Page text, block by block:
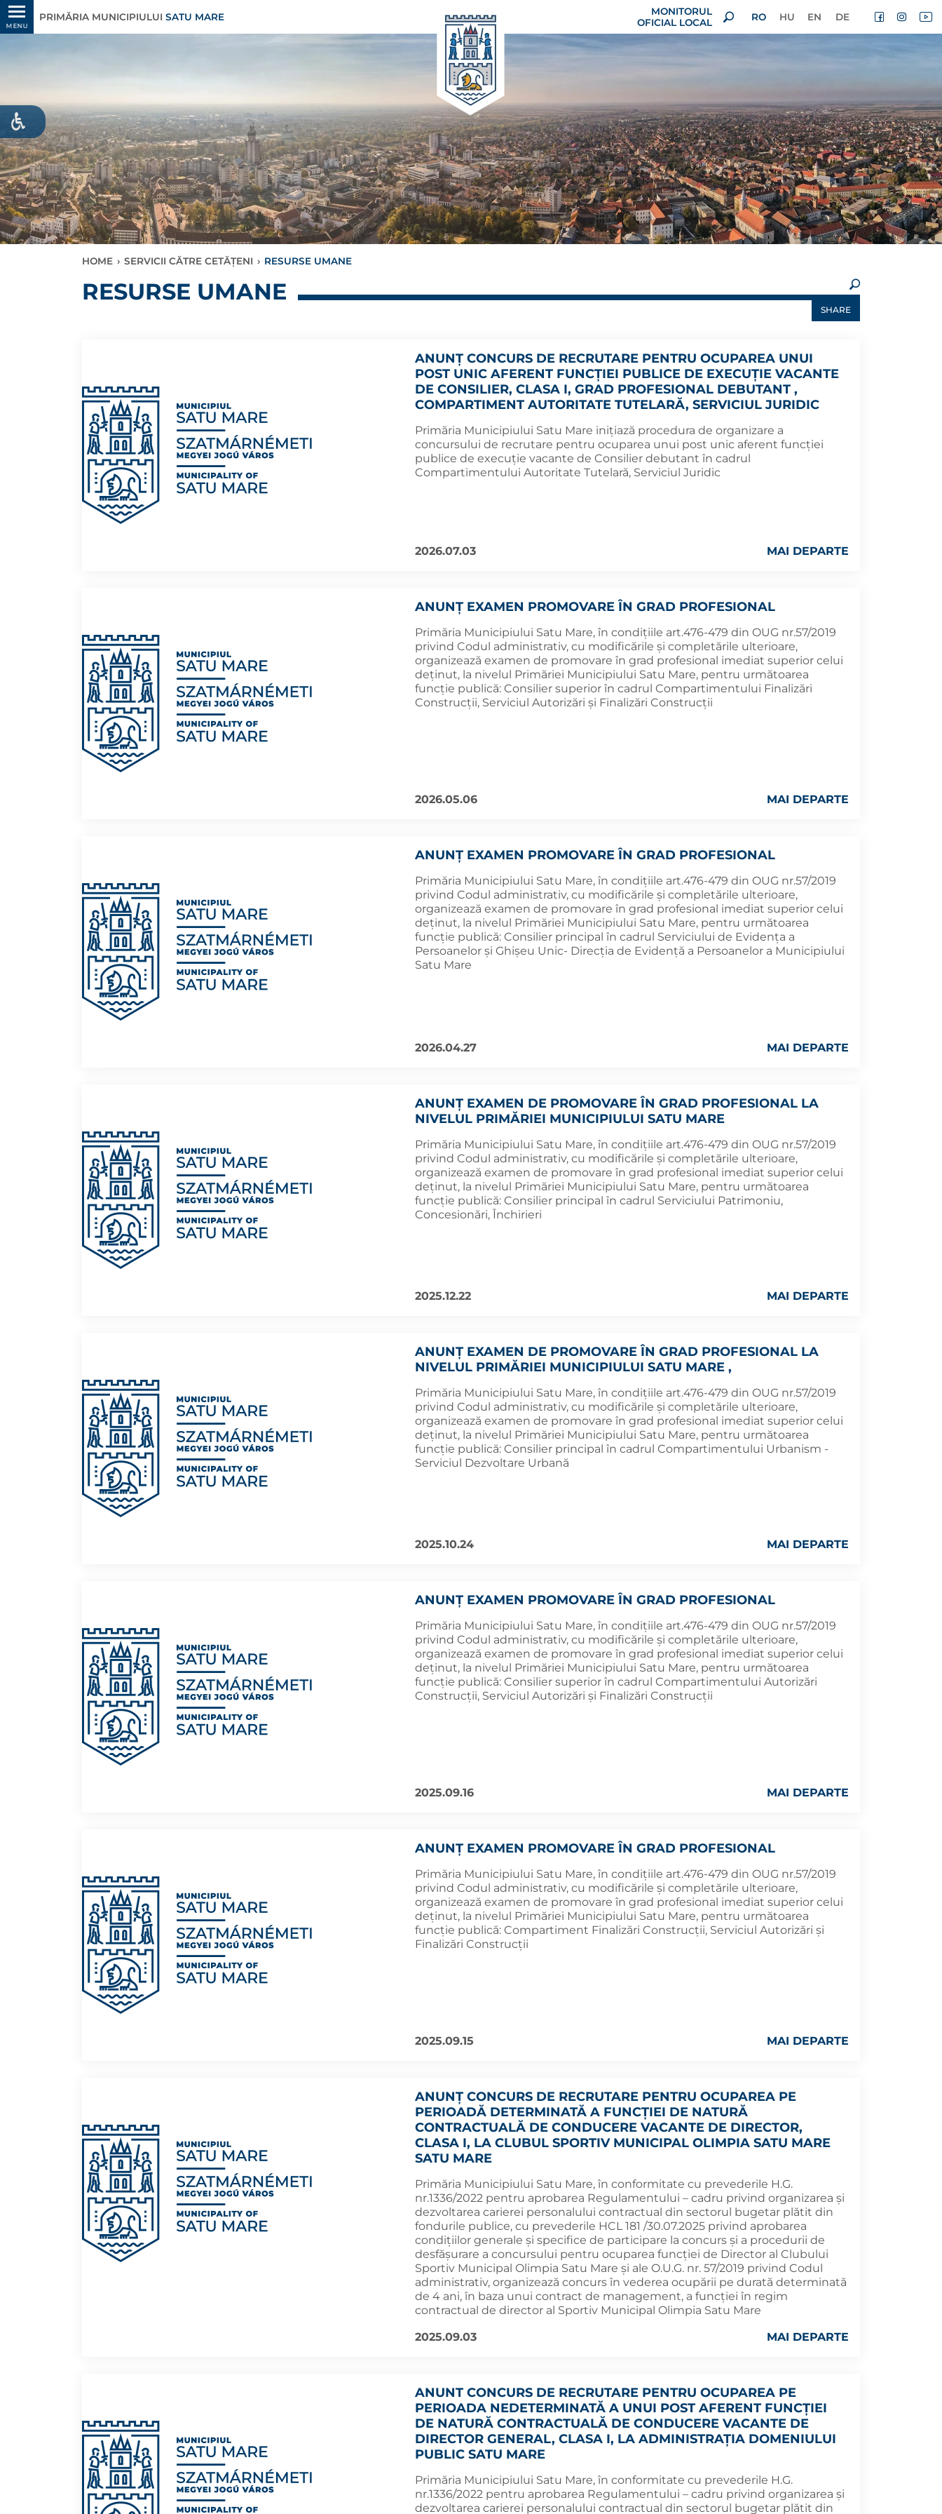
MENU
PRIMĂRIA MUNICIPIULUI SATU MARE
MONITORUL
OFICIAL LOCAL
RO HU EN DE
HOME › SERVICII CĂTRE CETĂȚENI › RESURSE UMANE
RESURSE UMANE
SHARE
ANUNȚ CONCURS DE RECRUTARE PENTRU OCUPAREA UNUI
POST UNIC AFERENT FUNCȚIEI PUBLICE DE EXECUȚIE VACANTE
DE CONSILIER, CLASA I, GRAD PROFESIONAL DEBUTANT ,
COMPARTIMENT AUTORITATE TUTELARĂ, SERVICIUL JURIDIC
Primăria Municipiului Satu Mare inițiază procedura de organizare a
concursului de recrutare pentru ocuparea unui post unic aferent funcției
publice de execuție vacante de Consilier debutant în cadrul
Compartimentului Autoritate Tutelară, Serviciul Juridic
2026.07.03 MAI DEPARTE
ANUNȚ EXAMEN PROMOVARE ÎN GRAD PROFESIONAL
Primăria Municipiului Satu Mare, în condițiile art.476-479 din OUG nr.57/2019
privind Codul administrativ, cu modificările şi completările ulterioare,
organizează examen de promovare în grad profesional imediat superior celui
deținut, la nivelul Primăriei Municipiului Satu Mare, pentru următoarea
funcție publică: Consilier superior în cadrul Compartimentului Finalizări
Construcții, Serviciul Autorizări și Finalizări Construcții
2026.05.06 MAI DEPARTE
ANUNȚ EXAMEN PROMOVARE ÎN GRAD PROFESIONAL
Primăria Municipiului Satu Mare, în condițiile art.476-479 din OUG nr.57/2019
privind Codul administrativ, cu modificările şi completările ulterioare,
organizează examen de promovare în grad profesional imediat superior celui
deținut, la nivelul Primăriei Municipiului Satu Mare, pentru următoarea
funcție publică: Consilier principal în cadrul Serviciului de Evidența a
Persoanelor și Ghișeu Unic- Direcția de Evidență a Persoanelor a Municipiului
Satu Mare
2026.04.27 MAI DEPARTE
ANUNȚ EXAMEN DE PROMOVARE ÎN GRAD PROFESIONAL LA
NIVELUL PRIMĂRIEI MUNICIPIULUI SATU MARE
Primăria Municipiului Satu Mare, în condițiile art.476-479 din OUG nr.57/2019
privind Codul administrativ, cu modificările şi completările ulterioare,
organizează examen de promovare în grad profesional imediat superior celui
deținut, la nivelul Primăriei Municipiului Satu Mare, pentru următoarea
funcție publică: Consilier principal în cadrul Serviciului Patrimoniu,
Concesionări, Închirieri
2025.12.22 MAI DEPARTE
ANUNȚ EXAMEN DE PROMOVARE ÎN GRAD PROFESIONAL LA
NIVELUL PRIMĂRIEI MUNICIPIULUI SATU MARE ,
Primăria Municipiului Satu Mare, în condițiile art.476-479 din OUG nr.57/2019
privind Codul administrativ, cu modificările şi completările ulterioare,
organizează examen de promovare în grad profesional imediat superior celui
deținut, la nivelul Primăriei Municipiului Satu Mare, pentru următoarea
funcție publică: Consilier principal în cadrul Compartimentului Urbanism -
Serviciul Dezvoltare Urbană
2025.10.24 MAI DEPARTE
ANUNȚ EXAMEN PROMOVARE ÎN GRAD PROFESIONAL
Primăria Municipiului Satu Mare, în condițiile art.476-479 din OUG nr.57/2019
privind Codul administrativ, cu modificările şi completările ulterioare,
organizează examen de promovare în grad profesional imediat superior celui
deținut, la nivelul Primăriei Municipiului Satu Mare, pentru următoarea
funcție publică: Consilier superior în cadrul Compartimentului Autorizări
Construcţii, Serviciul Autorizări şi Finalizări Construcţii
2025.09.16 MAI DEPARTE
ANUNȚ EXAMEN PROMOVARE ÎN GRAD PROFESIONAL
Primăria Municipiului Satu Mare, în condițiile art.476-479 din OUG nr.57/2019
privind Codul administrativ, cu modificările şi completările ulterioare,
organizează examen de promovare în grad profesional imediat superior celui
deținut, la nivelul Primăriei Municipiului Satu Mare, pentru următoarea
funcție publică: Compartiment Finalizări Construcţii, Serviciul Autorizări şi
Finalizări Construcţii
2025.09.15 MAI DEPARTE
ANUNȚ CONCURS DE RECRUTARE PENTRU OCUPAREA PE
PERIOADĂ DETERMINATĂ A FUNCȚIEI DE NATURĂ
CONTRACTUALĂ DE CONDUCERE VACANTE DE DIRECTOR,
CLASA I, LA CLUBUL SPORTIV MUNICIPAL OLIMPIA SATU MARE
SATU MARE
Primăria Municipiului Satu Mare, în conformitate cu prevederile H.G.
nr.1336/2022 pentru aprobarea Regulamentului – cadru privind organizarea şi
dezvoltarea carierei personalului contractual din sectorul bugetar plătit din
fondurile publice, cu prevederile HCL 181 /30.07.2025 privind aprobarea
condițiilor generale și specifice de participare la concurs și a procedurii de
desfășurare a concursului pentru ocuparea funcției de Director al Clubului
Sportiv Municipal Olimpia Satu Mare şi ale O.U.G. nr. 57/2019 privind Codul
administrativ, organizează concurs în vederea ocupării pe durată determinată
de 4 ani, în baza unui contract de management, a funcţiei în regim
contractual de director al Sportiv Municipal Olimpia Satu Mare
2025.09.03
MAI DEPARTE
ANUNT CONCURS DE RECRUTARE PENTRU OCUPAREA PE
PERIOADA NEDETERMINATĂ A UNUI POST AFERENT FUNCȚIEI
DE NATURĂ CONTRACTUALĂ DE CONDUCERE VACANTE DE
DIRECTOR GENERAL, CLASA I, LA ADMINISTRAȚIA DOMENIULUI
PUBLIC SATU MARE
Primăria Municipiului Satu Mare, în conformitate cu prevederile H.G.
nr.1336/2022 pentru aprobarea Regulamentului – cadru privind organizarea şi
dezvoltarea carierei personalului contractual din sectorul bugetar plătit din